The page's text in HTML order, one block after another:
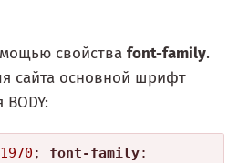
свойства font-family.
сайта основной шрифт
; font-family: